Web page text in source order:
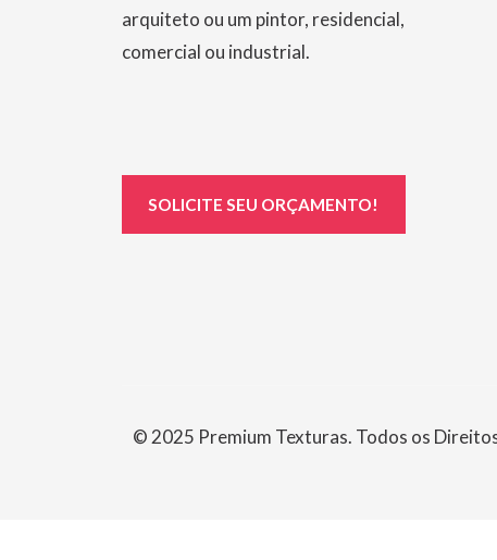
arquiteto ou um pintor, residencial,
comercial ou industrial.
SOLICITE SEU ORÇAMENTO!
© 2025 Premium Texturas. Todos os